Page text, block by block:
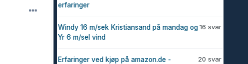
erfaringer
16 svar
Windy 16 m/sek Kristiansand på mandag og
Yr 6 m/sel vind
20 svar
Erfaringer ved kjøp på amazon.de -